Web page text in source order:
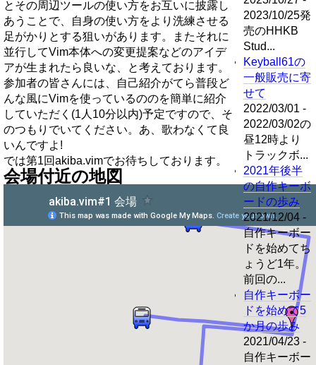
とその周辺ツールの使い方をお互いに披露し
あうことで、自身の使い方をより洗練させる
足がかりとする狙いがあります。またそれに
並行してVim本体への変更提案などのアイデ
アが生まれたら良いな、と考えております。
参加者の皆さんには、自己紹介がてら普段ど
んな風にVimを使っているののを簡単に紹介
していただく(1人10分以内)予定ですので、そ
のつもりでいてください。あ、歌わなくて良
いんですよ!
では第1回akiba.vimでお待ちしております。
会場付近の地図
2023/10/25発
売のHHKB
Stud...
Keyball61の
一般販売に寄
せて
2022/03/01 -
2022/03/02の
昼12時より
トラックボ...
2021年後半
の自作キーボ
ードの歩み
2021/12/04 -
自作キーボー
ドを始めてち
ょうど1年。
前回の...
自作キーボー
ドを始めて5
か月の歩み
2021/04/23 -
自作キーボー